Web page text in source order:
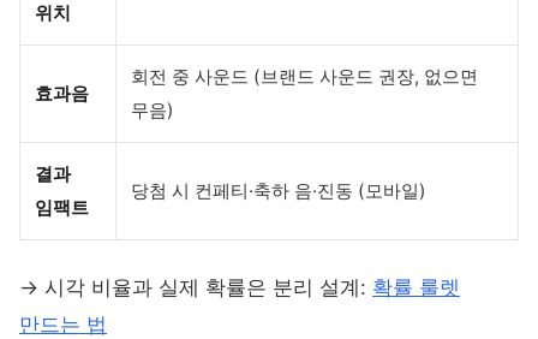
위치
효과음
회전 중 사운드 (브랜드 사운드 권장, 없으면
무음)
결과
임팩트
당첨 시 컨페티·축하 음·진동 (모바일)
→ 시각 비율과 실제 확률은 분리 설계: 확률 룰렛
만드는 법